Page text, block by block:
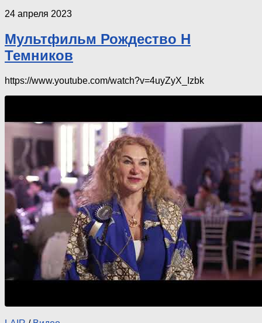
24 апреля 2023
Мультфильм Рождество Н
Темников
https://www.youtube.com/watch?v=4uyZyX_Izbk